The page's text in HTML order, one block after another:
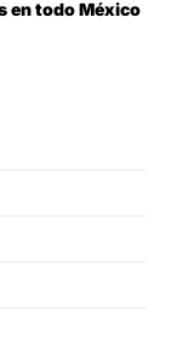
en todo México